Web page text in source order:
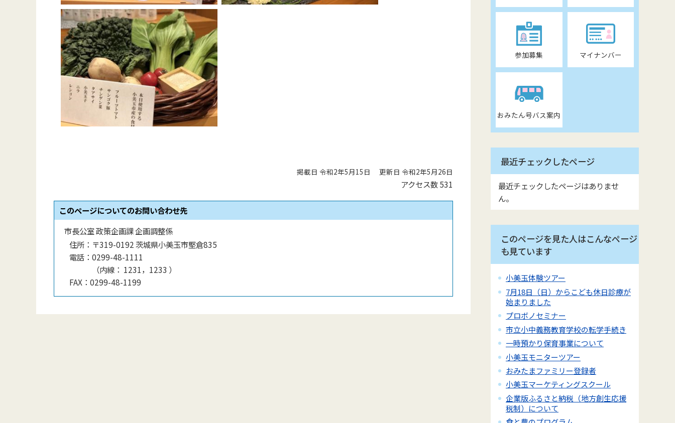
掲載日 令和2年5月15日 更新日 令和2年5月26日
アクセス数531
このページについてのお問い合わせ先
市長公室 政策企画課 企画調整係
住所： 〒319-0192 茨城県小美玉市堅倉835
電話： 0299-48-1111
（内線 ： 1231，1233 ）
FAX： 0299-48-1199
参加募集 マイナンバー
おみたん号バス案内
最近チェックしたページ
最近チェックしたページはありませ
ん。
このページを見た人はこんなページ
も見ています
小美玉体験ツアー
7月18日（日）からこども休日診療が
始まりました
プロボノセミナー
市立小中義務教育学校の転学手続き
一時預かり保育事業について
小美玉モニターツアー
おみたまファミリー登録者
小美玉マーケティングスクール
企業版ふるさと納税（地方創生応援
税制）について